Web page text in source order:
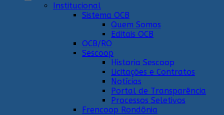
Institucional
Sistema OCB
Quem Somos
Editais OCB
OCB/RO
Sescoop
Historia Sescoop
Licitações e Contratos
Notícias
Portal de Transparência
Processos Seletivos
Frencoop Rondônia